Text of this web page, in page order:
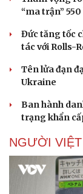
“ma trận”
Đức tăng tốc
tác với Rolls-
Tên lửa đạn
Ukraine
Ban hành
trạng khẩn
NGƯỜI VIỆT